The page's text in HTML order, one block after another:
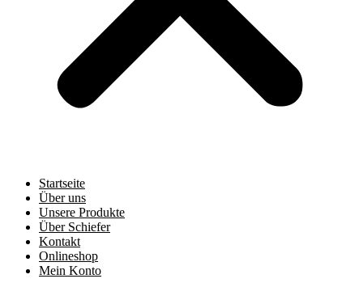
Startseite
Über uns
Unsere Produkte
Über Schiefer
Kontakt
Onlineshop
Mein Konto